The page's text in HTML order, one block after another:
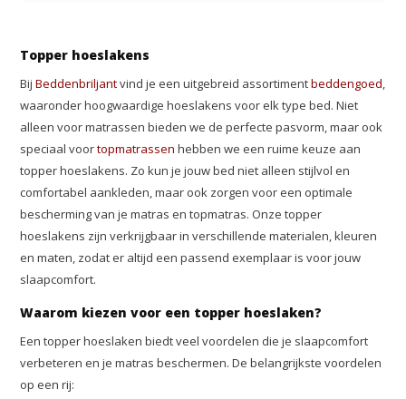
Topper hoeslakens
BijBeddenbriljantvind je een uitgebreid assortimentbeddengoed,
waaronder hoogwaardige hoeslakens voor elk type bed. Niet
alleen voor matrassen bieden we de perfecte pasvorm, maar ook
speciaal voortopmatrassen hebben we een ruime keuze aan
topper hoeslakens. Zo kun je jouw bed niet alleen stijlvol en
comfortabel aankleden, maar ook zorgen voor een optimale
bescherming van je matras en topmatras. Onze topper
hoeslakens zijn verkrijgbaar in verschillende materialen, kleuren
en maten, zodat er altijd een passend exemplaar is voor jouw
slaapcomfort.
Waarom kiezen voor een topper hoeslaken?
Een topper hoeslaken biedt veel voordelen die je slaapcomfort
verbeteren en je matras beschermen. De belangrijkste voordelen
op een rij: